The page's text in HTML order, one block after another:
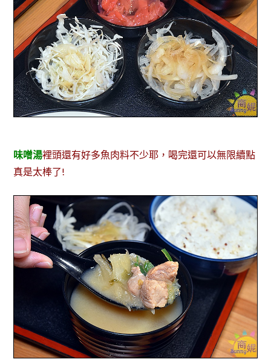
味噌湯裡頭還有好多魚肉料不少耶，喝完還可以無限續點
真是太棒了!